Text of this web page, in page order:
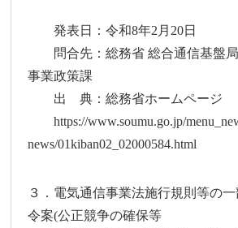
発表日：令和8年2月20日
問合先：総務省 総合通信基盤局
事業政策課
出 典：総務省ホームページ
https://www.soumu.go.jp/
news/01kiban02_02000584.html
３．電気通信事業法施行規則等の
令案(公正競争の確保等